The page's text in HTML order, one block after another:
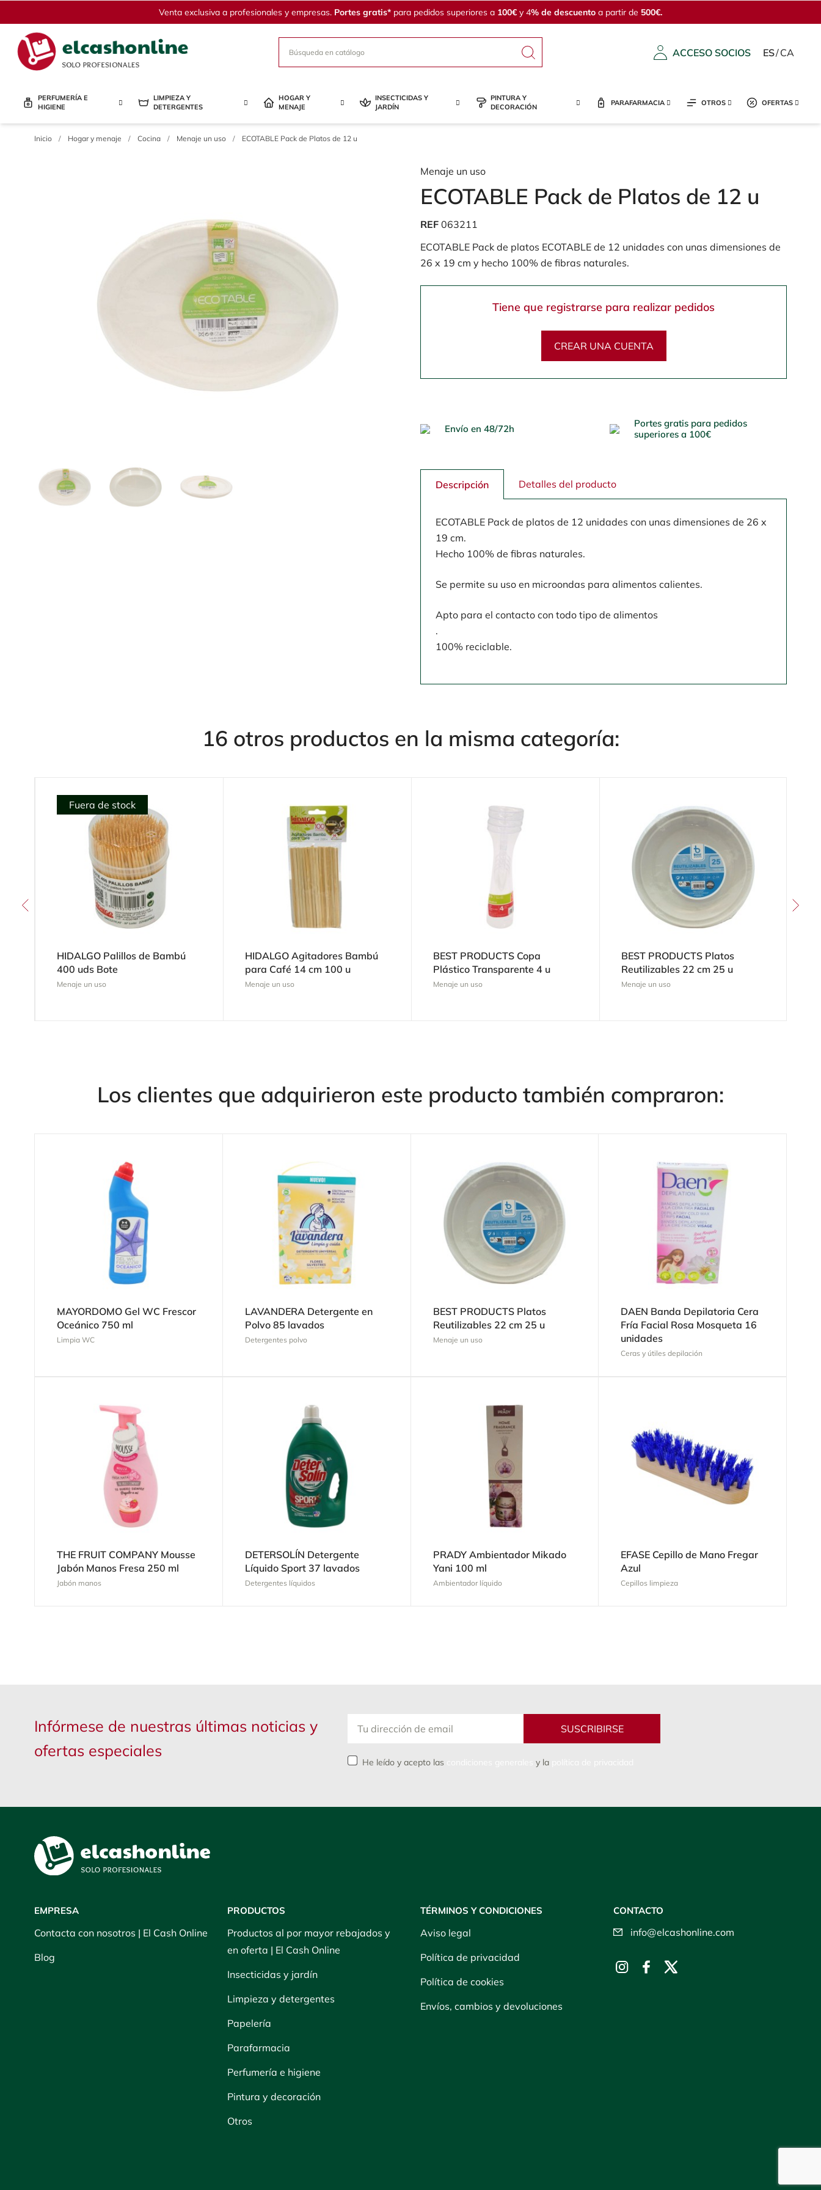
Venta exclusiva a profesionales y empresas. Portes gratis* para pedidos superiores a 100€ y 4% de descuento a partir de 500€.
ACCESO SOCIOS ES/CA
PERFUMERÍA E
HIGIENE
LIMPIEZA Y
DETERGENTES
HOGAR Y
MENAJE
INSECTICIDAS Y
JARDÍN
PINTURA Y
DECORACIÓN
PARAFARMACIA OTROS OFERTAS
Inicio / Hogar y menaje / Cocina / Menaje un uso / ECOTABLE Pack de Platos de 12 u
Menaje un uso
ECOTABLE Pack de Platos de 12 u
REF 063211
ECOTABLE Pack de platos ECOTABLE de 12 unidades con unas dimensiones de
26 x 19 cm y hecho 100% de fibras naturales.
Tiene que registrarse para realizar pedidos
CREAR UNA CUENTA
Envío en 48/72h
Portes gratis para pedidos
superiores a 100€
Descripción Detalles del producto
ECOTABLE Pack de platos de 12 unidades con unas dimensiones de 26 x
19 cm.
Hecho 100% de fibras naturales.
Se permite su uso en microondas para alimentos calientes.
Apto para el contacto con todo tipo de alimentos
.
100% reciclable.
16 otros productos en la misma categoría:
Fuera de stock
HIDALGO Palillos de Bambú
400 uds Bote
Menaje un uso
HIDALGO Agitadores Bambú
para Café 14 cm 100 u
Menaje un uso
BEST PRODUCTS Copa
Plástico Transparente 4 u
Menaje un uso
BEST PRODUCTS Platos
Reutilizables 22 cm 25 u
Menaje un uso
Los clientes que adquirieron este producto también compraron:
MAYORDOMO Gel WC Frescor
Oceánico 750 ml
Limpia WC
LAVANDERA Detergente en
Polvo 85 lavados
Detergentes polvo
BEST PRODUCTS Platos
Reutilizables 22 cm 25 u
Menaje un uso
DAEN Banda Depilatoria Cera
Fría Facial Rosa Mosqueta 16
unidades
Ceras y útiles depilación
THE FRUIT COMPANY Mousse
Jabón Manos Fresa 250 ml
Jabón manos
DETERSOLÍN Detergente
Líquido Sport 37 lavados
Detergentes líquidos
PRADY Ambientador Mikado
Yani 100 ml
Ambientador líquido
EFASE Cepillo de Mano Fregar
Azul
Cepillos limpieza
Infórmese de nuestras últimas noticias y
ofertas especiales
He leído y acepto las y la
EMPRESA
Contacta con nosotros | El Cash Online
Blog
PRODUCTOS
Productos al por mayor rebajados y
en oferta | El Cash Online
Insecticidas y jardín
Limpieza y detergentes
Papelería
Parafarmacia
Perfumería e higiene
Pintura y decoración
Otros
TÉRMINOS Y CONDICIONES
Aviso legal
Política de privacidad
Política de cookies
Envíos, cambios y devoluciones
CONTACTO
info@elcashonline.com